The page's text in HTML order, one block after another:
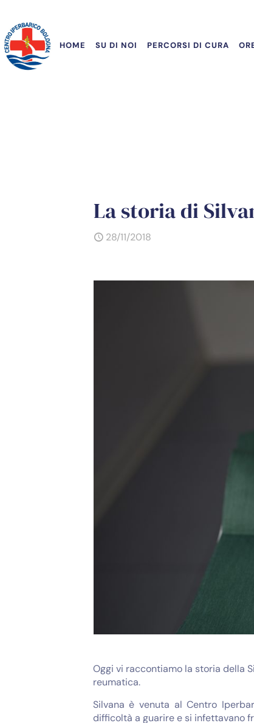
HOME SU DI NOI PERCORSI DI CURA
La storia di
28/11/2018
Oggi vi raccontiamo la storia della
reumatica.
Silvana è venuta al Centro
difficoltà a guarire e si infettavano